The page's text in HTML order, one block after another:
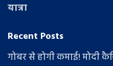
यात्रा
Recent Posts
गोबर से होगी कमाई! मोदी